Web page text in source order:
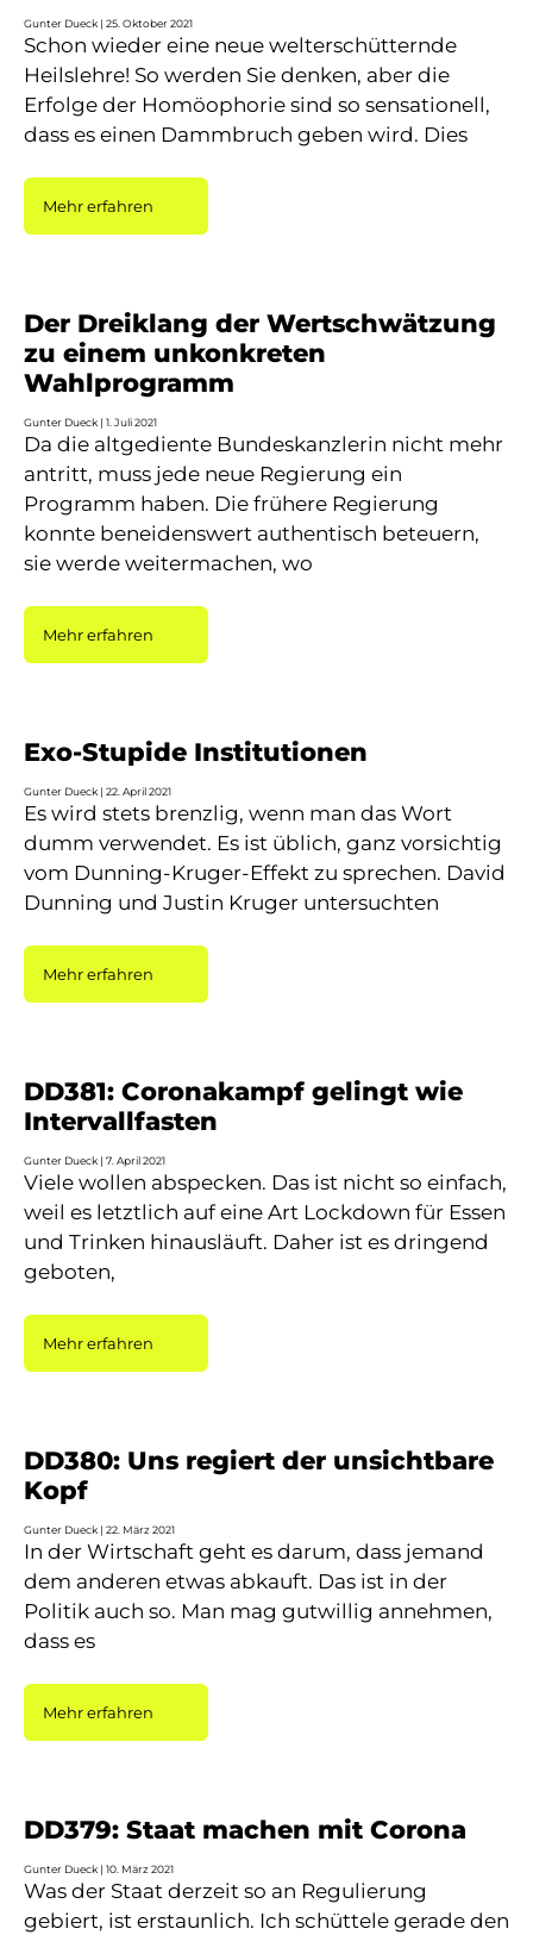
Gunter Dueck 25. Oktober 2021
Schon wieder eine neue welterschütternde
Heilslehre! So werden Sie denken, aber die
Erfolge der Homöophorie sind so sensationell,
dass es einen Dammbruch geben wird. Dies
Mehr erfahren
Der Dreiklang der Wertschwätzung
zu einem unkonkreten
Wahlprogramm
Gunter Dueck 1. Juli 2021
Da die altgediente Bundeskanzlerin nicht mehr
antritt, muss jede neue Regierung ein
Programm haben. Die frühere Regierung
konnte beneidenswert authentisch beteuern,
sie werde weitermachen, wo
Mehr erfahren
Exo-Stupide Institutionen
Gunter Dueck 22. April 2021
Es wird stets brenzlig, wenn man das Wort
dumm verwendet. Es ist üblich, ganz vorsichtig
vom Dunning-Kruger-Effekt zu sprechen. David
Dunning und Justin Kruger untersuchten
Mehr erfahren
DD381: Coronakampf gelingt wie
Intervallfasten
Gunter Dueck 7. April 2021
Viele wollen abspecken. Das ist nicht so einfach,
weil es letztlich auf eine Art Lockdown für Essen
und Trinken hinausläuft. Daher ist es dringend
geboten,
Mehr erfahren
DD380: Uns regiert der unsichtbare
Kopf
Gunter Dueck 22. März 2021
In der Wirtschaft geht es darum, dass jemand
dem anderen etwas abkauft. Das ist in der
Politik auch so. Man mag gutwillig annehmen,
dass es
Mehr erfahren
DD379: Staat machen mit Corona
Gunter Dueck 10. März 2021
Was der Staat derzeit so an Regulierung
gebiert, ist erstaunlich. Ich schüttele gerade den